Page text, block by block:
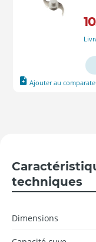
Ajouter au
techniques
Dimensions